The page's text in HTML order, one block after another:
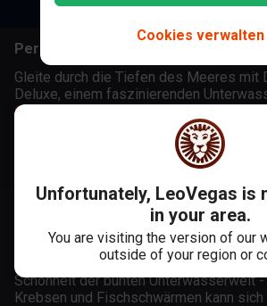
Perle des Ozeans: Der Dolphin's
Gleite durch die Tiefen des Meeres mit
Deluxe, einem faszinierenden
Spielautomaten
farbenfrohe Korallenwelt geführt, wo auf
versunkene
des Ozeans offenbart sich in jedem
und deineGewinne verdoppelt, und
Muschel als Scatter, die Freispiele mit
freisetzt.
Also, tauch ab und bewundere bei
Schönheit der bunten Unterwasserwelt
Krebsen und Fischschwärmen kann
Cookies verwalten
Unfortunately, LeoVegas is
in your area.
You are visiting the version of our
outside of your region or